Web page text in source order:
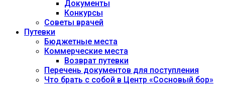
Документы
Конкурсы
Советы врачей
Путевки
Бюджетные места
Коммерческие места
Возврат путевки
Перечень документов для поступления
Что брать с собой в Центр «Сосновый бор»